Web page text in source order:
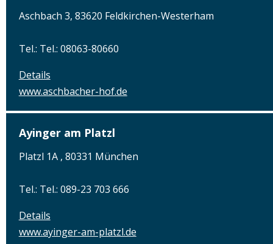
Aschbach 3, 83620 Feldkirchen-Westerham
Tel.: Tel.: 08063-80660
Details
www.aschbacher-hof.de
Ayinger am Platzl
Platzl 1A , 80331 München
Tel.: Tel.: 089-23 703 666
Details
www.ayinger-am-platzl.de